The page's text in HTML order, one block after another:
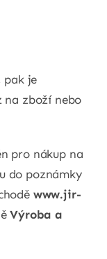
pak je
na zboží nebo
pro nákup na
do poznámky
www.jir-
Výroba a